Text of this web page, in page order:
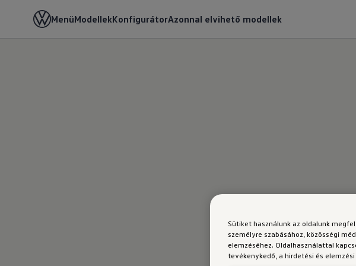
MenüModellekKonfigurátorAzonnal elvihető modellek
Sütiket használunk az oldalunk
személyre szabásához, közösségi
elemzéséhez. Oldalhasználattal
tevékenykedő, a hirdetési és